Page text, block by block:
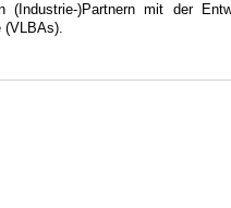
(Industrie-)Partnern mit der
(VLBAs).